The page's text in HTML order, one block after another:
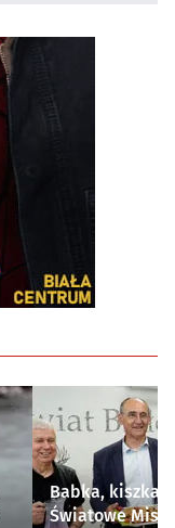
Babka, kiszka i
Światowe